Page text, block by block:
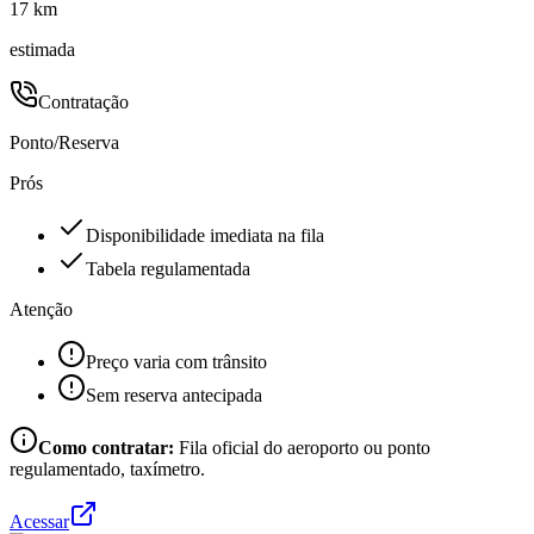
17 km
estimada
Contratação
Ponto/Reserva
Prós
Disponibilidade imediata na fila
Tabela regulamentada
Atenção
Preço varia com trânsito
Sem reserva antecipada
Como contratar: Fila oficial do aeroporto ou ponto
regulamentado, taxímetro.
Acessar